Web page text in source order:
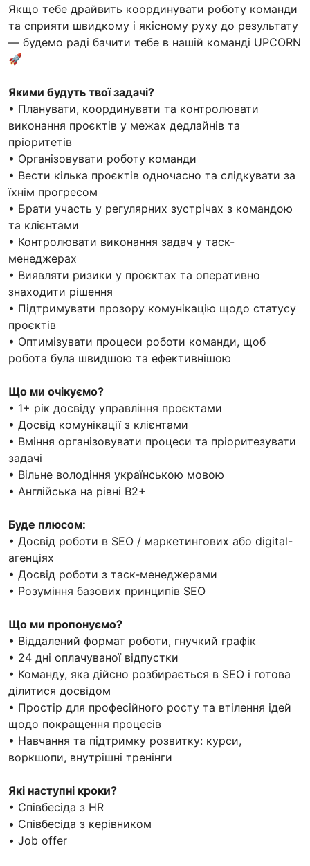
Якщо тебе драйвить координувати роботу команди
та сприяти швидкому і якісному руху до результату
— будемо раді бачити тебе в нашій команді UPCORN
🚀
Якими будуть твої задачі?
• Планувати, координувати та контролювати
виконання проєктів у межах дедлайнів та
пріоритетів
• Організовувати роботу команди
• Вести кілька проєктів одночасно та слідкувати за
їхнім прогресом
• Брати участь у регулярних зустрічах з командою
та клієнтами
• Контролювати виконання задач у таск-
менеджерах
• Виявляти ризики у проєктах та оперативно
знаходити рішення
• Підтримувати прозору комунікацію щодо статусу
проєктів
• Оптимізувати процеси роботи команди, щоб
робота була швидшою та ефективнішою
Що ми очікуємо?
• 1+ рік досвіду управління проєктами
• Досвід комунікації з клієнтами
• Вміння організовувати процеси та пріоритезувати
задачі
• Вільне володіння українською мовою
• Англійська на рівні B2+
Буде плюсом:
• Досвід роботи в SEO / маркетингових або digital-
агенціях
• Досвід роботи з таск-менеджерами
• Розуміння базових принципів SEO
Що ми пропонуємо?
• Віддалений формат роботи, гнучкий графік
• 24 дні оплачуваної відпустки
• Команду, яка дійсно розбирається в SEO і готова
ділитися досвідом
• Простір для професійного росту та втілення ідей
щодо покращення процесів
• Навчання та підтримку розвитку: курси,
воркшопи, внутрішні тренінги
Які наступні кроки?
• Співбесіда з HR
• Співбесіда з керівником
• Job offer